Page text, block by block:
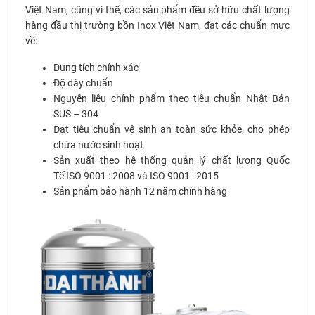
Việt Nam, cũng vì thế, các sản phẩm đều sở hữu chất lượng
hàng đầu thị trường bồn Inox Việt Nam, đạt các chuẩn mực
về:
Dung tích chính xác
Độ dày chuẩn
Nguyên liệu chính phẩm theo tiêu chuẩn Nhật Bản
SUS – 304
Đạt tiêu chuẩn vệ sinh an toàn sức khỏe, cho phép
chứa nước sinh hoạt
Sản xuất theo hệ thống quản lý chất lượng Quốc
Tế ISO 9001 : 2008 và ISO 9001 : 2015
Sản phẩm bảo hành 12 năm chính hãng